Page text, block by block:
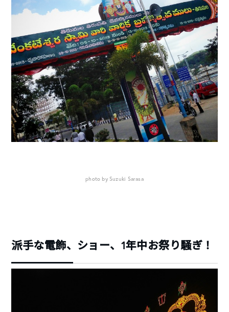
photo by Suzuki Sarasa
派手な電飾、ショー、1年中お祭り騒ぎ！